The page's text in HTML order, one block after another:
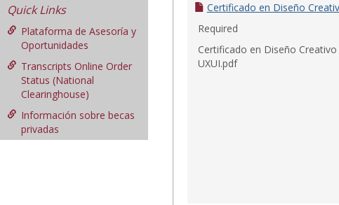
Quick Links
Plataforma de Asesoría y
Oportunidades
Transcripts Online Order
Status (National
Clearinghouse)
Información sobre becas
privadas
Certificado en Diseño
Required
Certificado en Diseño Creativo
UXUI.pdf